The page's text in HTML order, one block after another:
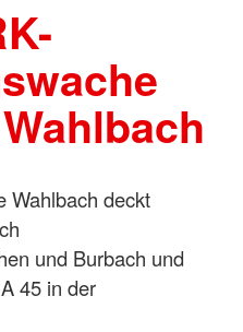
Wahlbach deckt
und Burbach und
45 in der